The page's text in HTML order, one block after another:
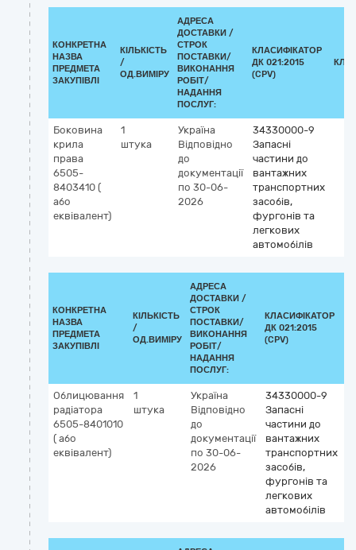
КОНКРЕТНА
НАЗВА
ПРЕДМЕТА
ЗАКУПІВЛІ
КІЛЬКІСТЬ
/
ОД.ВИМІРУ
АДРЕСА
ДОСТАВКИ /
СТРОК
ПОСТАВКИ/
ВИКОНАННЯ
РОБІТ/
НАДАННЯ
ПОСЛУГ:
КЛАСИФІКАТОР
ДК 021:2015
(CPV)
Боковина
крила
права
6505-
8403410 (
або
еквівалент)
1
штука
Україна
Відповідно
до
документації
по 30-06-
2026
34330000-9
Запасні
частини до
вантажних
транспортних
засобів,
фургонів та
легкових
автомобілів
КОНКРЕТНА
НАЗВА
ПРЕДМЕТА
ЗАКУПІВЛІ
КІЛЬКІСТЬ
/
ОД.ВИМІРУ
АДРЕСА
ДОСТАВКИ /
СТРОК
ПОСТАВКИ/
ВИКОНАННЯ
РОБІТ/
НАДАННЯ
ПОСЛУГ:
КЛАСИФІКАТОР
ДК 021:2015
(CPV)
Облицювання
радіатора
6505-8401010
( або
еквівалент)
1
штука
Україна
Відповідно
до
документації
по 30-06-
2026
34330000-9
Запасні
частини до
вантажних
транспортних
засобів,
фургонів та
легкових
автомобілів